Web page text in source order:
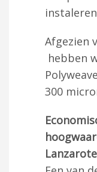
Afgezien
hebben
300
Lanzarote